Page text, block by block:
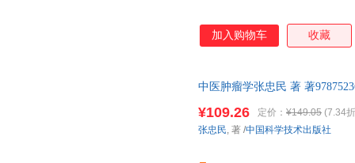
加入购物车 收藏
中医肿瘤学张忠民 著 著
¥109.26 定价： ¥149.05 (7.34
张忠民, 著 /中国科学技术出版社